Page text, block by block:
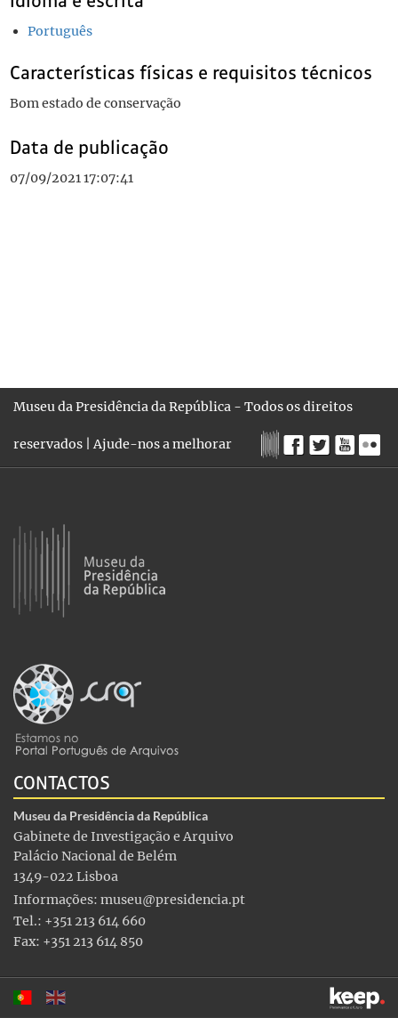
Português
Características físicas e requisitos técnicos
Bom estado de conservação
Data de publicação
07/09/2021 17:07:41
Museu da Presidência da República - Todos os direitos
reservados |Ajude-nos a melhorar
CONTACTOS
Museu da Presidência da República
Gabinete de Investigação e Arquivo
Palácio Nacional de Belém
1349-022 Lisboa
Informações: museu@presidencia.pt
Tel.: +351 213 614 660
Fax: +351 213 614 850